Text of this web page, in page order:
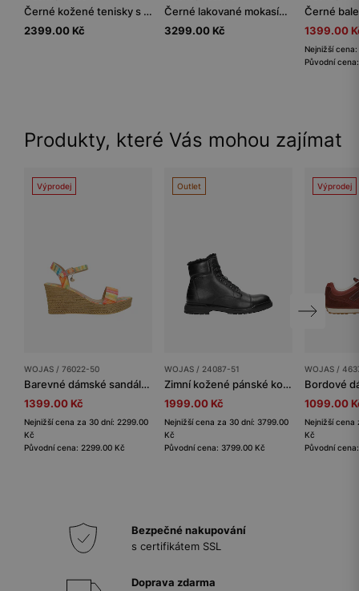
Černé kožené tenisky s drážkovanou podrážkou
2399.00 Kč
Černé lakované mokasíny se zdobným třásněm
3299.00 Kč
1399.00
Nejnižší
Původní
Produkty, které Vás mohou zajímat
Výprodej
WOJAS / 76022-50
Barevné dámské sandály na klínku
1399.00 Kč
Nejnižší cena za 30 dní: 2299.00
Kč
Původní cena: 2299.00 Kč
Outlet
WOJAS / 24087-51
Zimní kožené pánské kotníkové boty v černé barvě
1999.00 Kč
Nejnižší cena za 30 dní: 3799.00
Kč
Původní cena: 3799.00 Kč
Výprodej
WOJAS /
1099.00
Nejnižší cena
Kč
Původní
Bezpečné nakupování
s certifikátem SSL
Doprava zdarma